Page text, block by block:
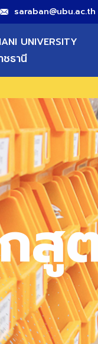
saraban@ubu.ac.th
UNIVERSITY
ชธานี
สู